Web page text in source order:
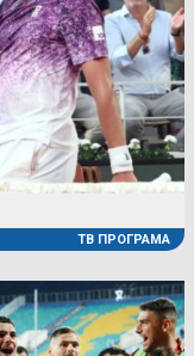
ТВ ПРОГРАМА